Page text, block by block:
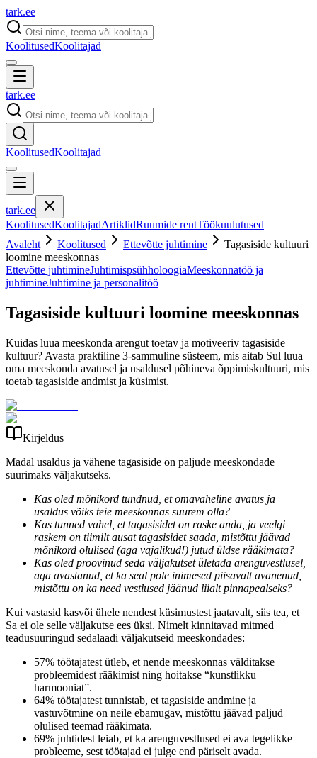
tark.ee
KoolitusedKoolitajad
tark.ee
KoolitusedKoolitajad
tark.ee
KoolitusedKoolitajadArtiklidRuumide rentTöökuulutused
Avaleht
Koolitused Ettevõtte juhtimine
Tagasiside kultuuri
loomine meeskonnas
Ettevõtte juhtimineJuhtimispsühholoogiaMeeskonnatöö ja
juhtimineJuhtimine ja personalitöö
Tagasiside kultuuri loomine meeskonnas
Kuidas luua meeskonda arengut toetav ja motiveeriv tagasiside
kultuur? Avasta praktiline 3-sammuline süsteem, mis aitab Sul luua
oma meeskonda avatusel ja usaldusel põhineva õppimiskultuuri, mis
toetab tagasiside andmist ja küsimist.
Kirjeldus
Madal usaldus ja vähene tagasiside on paljude meeskondade
suurimaks väljakutseks.
Kas oled mõnikord tundnud, et omavaheline avatus ja
usaldus võiks teie meeskonnas suurem olla?
Kas tunned vahel, et tagasisidet on raske anda, ja veelgi
raskem on tiimilt ausat tagasisidet saada, mistõttu jäävad
mõnikord olulised (aga vajalikud!) jutud üldse rääkimata?
Kas oled proovinud seda väljakutset ületada arenguvestlusel,
aga avastanud, et ka seal pole inimesed piisavalt avanenud,
mistõttu on ka need vestlused jäänud liialt pinnapealseks?
Kui vastasid kasvõi ühele nendest küsimustest jaatavalt, siis tea, et
Sa ei ole selle väljakutse ees üksi. Nimelt kinnitavad mitmed
teadusuuringud sedalaadi väljakutseid meeskondades:
57% töötajatest ütleb, et nende meeskonnas välditakse
probleemidest rääkimist ning hoitakse “kunstlikku
harmooniat”.
64% töötajatest tunnistab, et tagasiside andmine ja
vastuvõtmine on neile ebamugav, mistõttu jäävad paljud
olulised teemad rääkimata.
69% juhtidest leiab, et ka arenguvestlused ei ava tegelikke
probleeme, sest töötajad ei julge end päriselt avada.